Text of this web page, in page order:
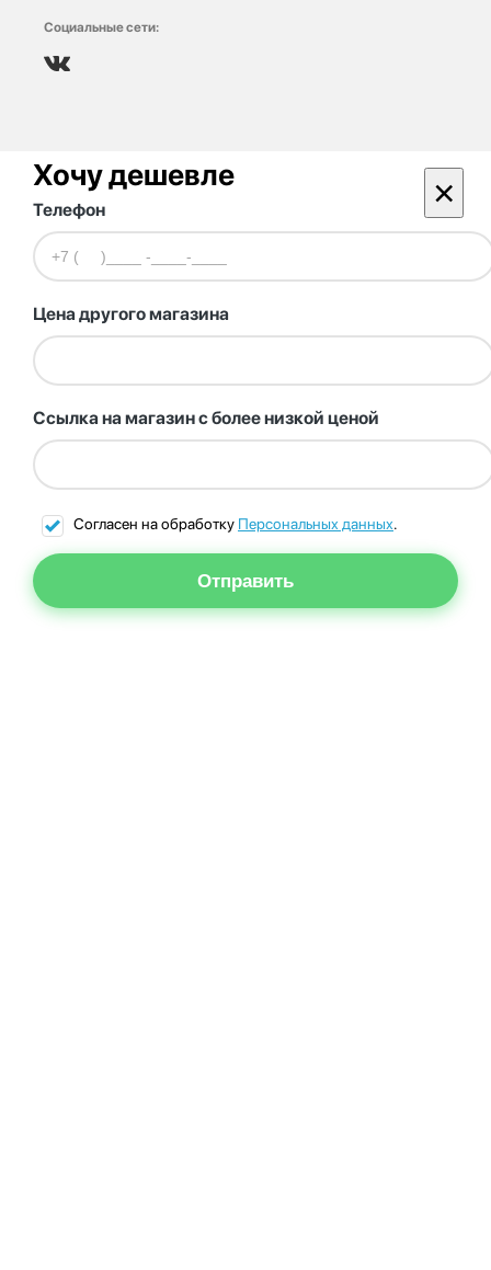
Социальные сети:
Хочу дешевле ×
Телефон
Цена другого магазина
Ссылка на магазин с более низкой ценой
Согласен на обработку Персональных данных.
Отправить